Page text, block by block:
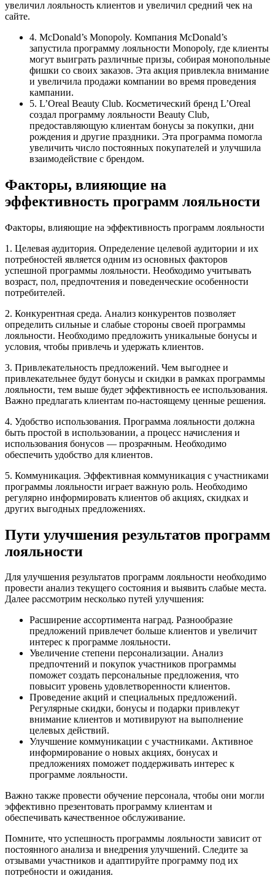
увеличил лояльность клиентов и увеличил средний чек на
сайте.
4. McDonald’s Monopoly. Компания McDonald’s
запустила программу лояльности Monopoly, где клиенты
могут выиграть различные призы, собирая монопольные
фишки со своих заказов. Эта акция привлекла внимание
и увеличила продажи компании во время проведения
кампании.
5. L’Oreal Beauty Club. Косметический бренд L’Oreal
создал программу лояльности Beauty Club,
предоставляющую клиентам бонусы за покупки, дни
рождения и другие праздники. Эта программа помогла
увеличить число постоянных покупателей и улучшила
взаимодействие с брендом.
Факторы, влияющие на
эффективность программ лояльности
Факторы, влияющие на эффективность программ лояльности
1. Целевая аудитория. Определение целевой аудитории и их
потребностей является одним из основных факторов
успешной программы лояльности. Необходимо учитывать
возраст, пол, предпочтения и поведенческие особенности
потребителей.
2. Конкурентная среда. Анализ конкурентов позволяет
определить сильные и слабые стороны своей программы
лояльности. Необходимо предложить уникальные бонусы и
условия, чтобы привлечь и удержать клиентов.
3. Привлекательность предложений. Чем выгоднее и
привлекательнее будут бонусы и скидки в рамках программы
лояльности, тем выше будет эффективность ее использования.
Важно предлагать клиентам по-настоящему ценные решения.
4. Удобство использования. Программа лояльности должна
быть простой в использовании, а процесс начисления и
использования бонусов — прозрачным. Необходимо
обеспечить удобство для клиентов.
5. Коммуникация. Эффективная коммуникация с участниками
программы лояльности играет важную роль. Необходимо
регулярно информировать клиентов об акциях, скидках и
других выгодных предложениях.
Пути улучшения результатов программ
лояльности
Для улучшения результатов программ лояльности необходимо
провести анализ текущего состояния и выявить слабые места.
Далее рассмотрим несколько путей улучшения:
Расширение ассортимента наград. Разнообразие
предложений привлечет больше клиентов и увеличит
интерес к программе лояльности.
Увеличение степени персонализации. Анализ
предпочтений и покупок участников программы
поможет создать персональные предложения, что
повысит уровень удовлетворенности клиентов.
Проведение акций и специальных предложений.
Регулярные скидки, бонусы и подарки привлекут
внимание клиентов и мотивируют на выполнение
целевых действий.
Улучшение коммуникации с участниками. Активное
информирование о новых акциях, бонусах и
предложениях поможет поддерживать интерес к
программе лояльности.
Важно также провести обучение персонала, чтобы они могли
эффективно презентовать программу клиентам и
обеспечивать качественное обслуживание.
Помните, что успешность программы лояльности зависит от
постоянного анализа и внедрения улучшений. Следите за
отзывами участников и адаптируйте программу под их
потребности и ожидания.